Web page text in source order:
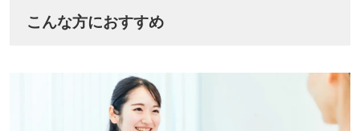
こんな方におすすめ